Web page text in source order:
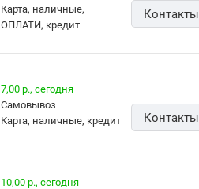
карта, наличные,
ОПЛАТИ, кредит
Контакты
7,00 р., сегодня
Самовывоз
карта, наличные, кредит
Контакты
10,00 р., сегодня